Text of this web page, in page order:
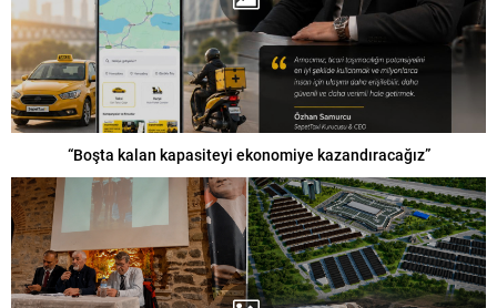
“Boşta kalan kapasiteyi ekonomiye kazandıracağız”